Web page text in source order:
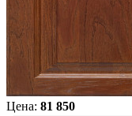
Цена: 81 850